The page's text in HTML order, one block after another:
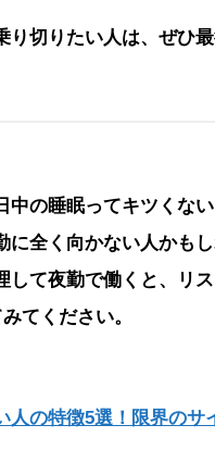
切りたい人は、ぜひ
中の睡眠ってキツくない
全く向かない人かもし
て夜勤で働くと、リス
てください。
の特徴5選！限界のサ